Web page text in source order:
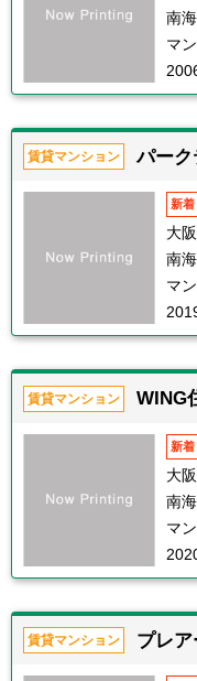
南
マ
賃貸マンション パー
新着
大
南
マ
賃貸マンション WING
新着
大
南
マ
賃貸マンション プレ